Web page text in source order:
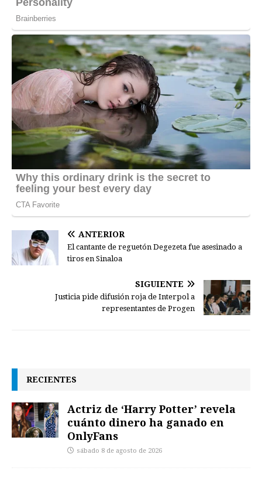
ANTERIOR
El cantante de reguetón Degezeta fue asesinado a
tiros en Sinaloa
SIGUIENTE
Justicia pide difusión roja de Interpol a
representantes de Progen
RECIENTES
Actriz de ‘Harry Potter’ revela
cuánto dinero ha ganado en
OnlyFans
sábado 8 de agosto de 2026